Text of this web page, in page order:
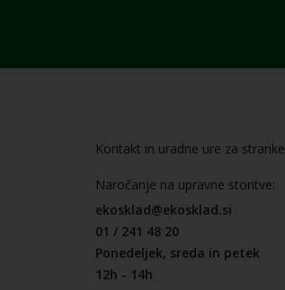
Kontakt in uradne ure za stranke
Naročanje na upravne storitve:
ekosklad@ekosklad.si
01 / 241 48 20
Ponedeljek, sreda in petek
12h - 14h